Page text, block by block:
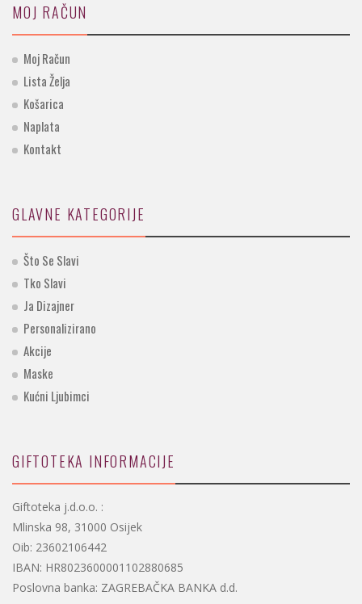
MOJ RAČUN
Moj Račun
Lista Želja
Košarica
Naplata
Kontakt
GLAVNE KATEGORIJE
Što Se Slavi
Tko Slavi
Ja Dizajner
Personalizirano
Akcije
Maske
Kućni Ljubimci
GIFTOTEKA INFORMACIJE
Giftoteka j.d.o.o. :
Mlinska 98, 31000 Osijek
Oib: 23602106442
IBAN: HR8023600001102880685
Poslovna banka: ZAGREBAČKA BANKA d.d.